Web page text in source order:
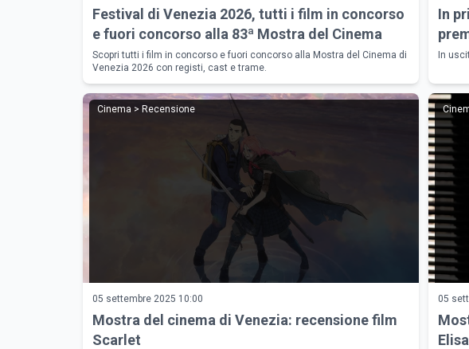
Festival di Venezia 2026, tutti i film in concorso
e fuori concorso alla 83ª Mostra del Cinema
Scopri tutti i film in concorso e fuori concorso alla Mostra del Cinema di
Venezia 2026 con registi, cast e trame.
In
In
Cinema > Recensione
05 settembre 2025 10:00
Mostra del cinema di Venezia: recensione film
Scarlet
05
Elisa